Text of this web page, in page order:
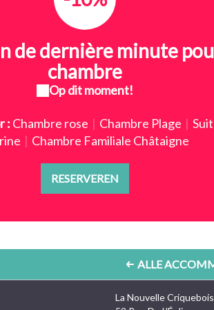
de dernière minute
chambre
Op dit moment!
: Chambre rose | Chambre Plage |
| Chambre Familiale Châtaigne
RESERVEREN
ALLE
La Nouvelle